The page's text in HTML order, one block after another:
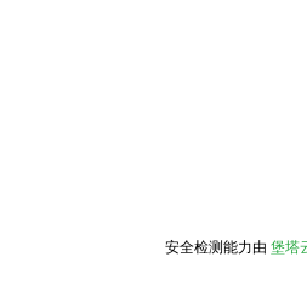
安全检测能力由 堡塔